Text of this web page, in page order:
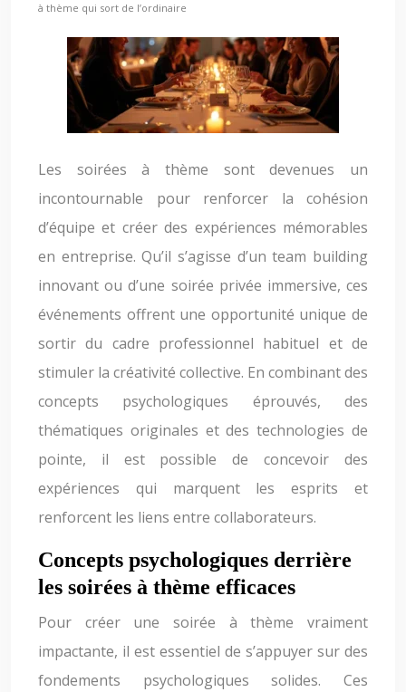
à thème qui sort de l’ordinaire
Les soirées à thème sont devenues un
incontournable pour renforcer la cohésion
d’équipe et créer des expériences mémorables
en entreprise. Qu’il s’agisse d’un team building
innovant ou d’une soirée privée immersive, ces
événements offrent une opportunité unique de
sortir du cadre professionnel habituel et de
stimuler la créativité collective. En combinant des
concepts psychologiques éprouvés, des
thématiques originales et des technologies de
pointe, il est possible de concevoir des
expériences qui marquent les esprits et
renforcent les liens entre collaborateurs.
Concepts psychologiques derrière
les soirées à thème efficaces
Pour créer une soirée à thème vraiment
impactante, il est essentiel de s’appuyer sur des
fondements psychologiques solides. Ces